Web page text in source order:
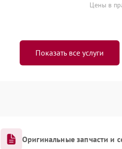
Цены в
Показать все услуги
Оригинальные запчасти и